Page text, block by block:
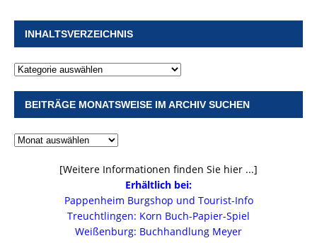
INHALTSVERZEICHNIS
BEITRÄGE MONATSWEISE IM ARCHIV SUCHEN
[Weitere Informationen finden Sie hier ...]
Erhältlich bei:
Pappenheim Burgshop und Tourist-Info
Treuchtlingen: Korn Buch-Papier-Spiel
Weißenburg: Buchhandlung Meyer